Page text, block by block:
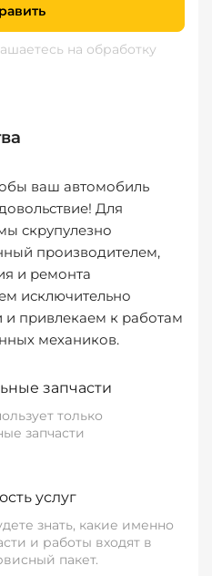
на обработку
ваш автомобиль
Для
скрупулезно
производителем,
и ремонта
исключительно
и привлекаем к работам
механиков.
запчасти
только
запчасти
услуг
знать, какие именно
и работы входят в
пакет.